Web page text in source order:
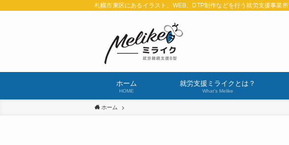
札幌市東区にあるイラスト、WEB、DTP制作などを行う就労支援事業所
ホーム
HOME
就労支援ミライクとは？
What’s Melike
ホーム